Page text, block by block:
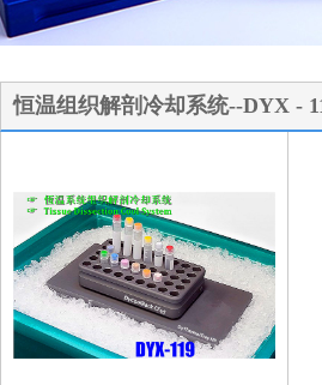
恒温组织解剖冷却系统--DYX -